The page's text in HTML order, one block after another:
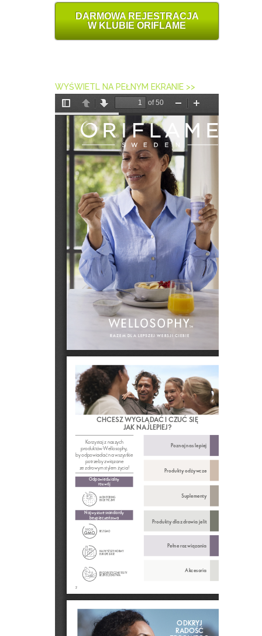
DARMOWA REJESTRACJA
W KLUBIE ORIFLAME
WYŚWIETL NA PEŁNYM EKRANIE >>